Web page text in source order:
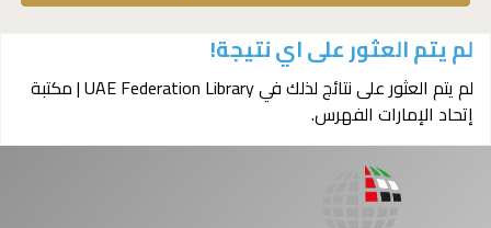
لم يتم العثور على اي نتيجة!
لم يتم العثور على نتائج لذلك في UAE Federation Library | مكتبة
إتحاد الإمارات الفهرس.